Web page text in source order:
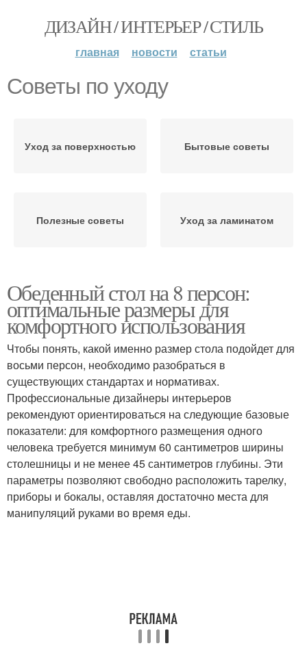
ДИЗАЙН / ИНТЕРЬЕР / СТИЛЬ
главная новости статьи
Советы по уходу
Уход за поверхностью Бытовые советы
Полезные советы Уход за ламинатом
Обеденный стол на 8 персон:
оптимальные размеры для
комфортного использования
Чтобы понять, какой именно размер стола подойдет для
восьми персон, необходимо разобраться в
существующих стандартах и нормативах.
Профессиональные дизайнеры интерьеров
рекомендуют ориентироваться на следующие базовые
показатели: для комфортного размещения одного
человека требуется минимум 60 сантиметров ширины
столешницы и не менее 45 сантиметров глубины. Эти
параметры позволяют свободно расположить тарелку,
приборы и бокалы, оставляя достаточно места для
манипуляций руками во время еды.